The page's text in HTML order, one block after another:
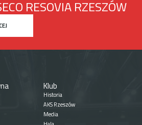
RESOVIA RZESZÓW
Klub
Historia
AKS Rzeszów
Media